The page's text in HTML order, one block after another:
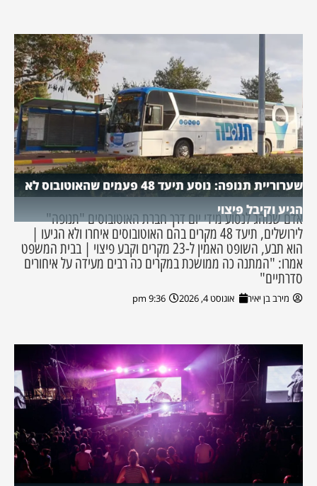
שערוריית תנופה: נוסע תיעד 48 פעמים שהאוטובוס לא
הגיע וקיבל פיצוי
אדם שנוהג לנסוע מידי יום דרך חברת האוטובוסים "תנופה"
לירושלים, תיעד 48 מקרים בהם האוטובוסים איחרו ולא הגיעו |
הוא תבע, השופט האמין ל-23 מקרים וקבע פיצוי | בבית המשפט
אמרו: "המתנה כה ממושכת במקרים כה רבים מעידה על איחורים
סדרתיים"
מירב בן יאיר אוגוסט 4, 2026 9:36 pm